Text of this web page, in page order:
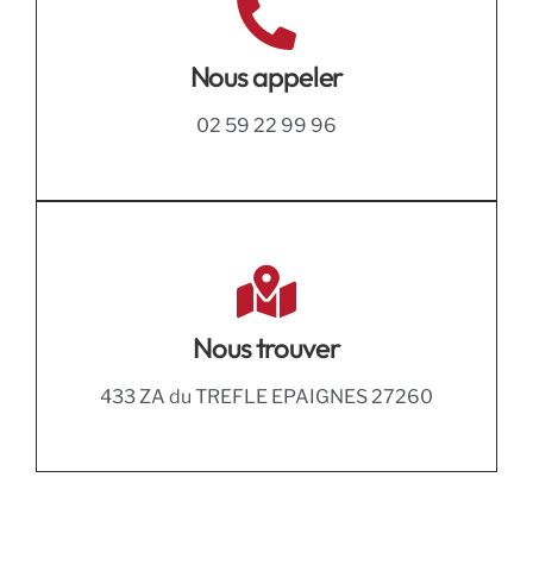
Nous appeler
02 59 22 99 96
Nous trouver
433 ZA du TREFLE EPAIGNES 27260